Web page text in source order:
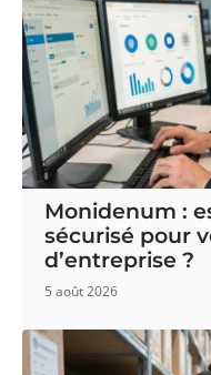
Monidenum :
sécurisé pour
d’entreprise ?
5 août 2026